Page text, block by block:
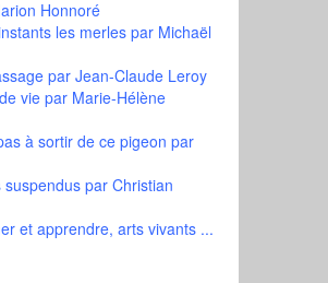
Honnoré
les merlespar Michaël
par Jean-Claude Leroy
viepar Marie-Hélène
à sortir de ce pigeon par
par Christian
et apprendre, arts vivants ...